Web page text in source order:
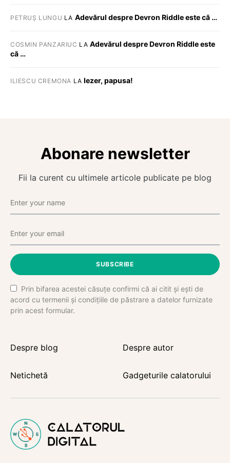
PETRUȘ LUNGU LA Adevărul despre Devron Riddle este că …
COSMIN PANZARIUC LA Adevărul despre Devron Riddle este
că …
ILIESCU CREMONA LA Iezer, papusa!
Abonare newsletter
Fii la curent cu ultimele articole publicate pe blog
SUBSCRIBE
Prin bifarea acestei căsuțe confirmi că ai citit și ești de
acord cu termenii și condițiile de păstrare a datelor furnizate
prin acest formular.
Despre blog Despre autor
Netichetă Gadgeturile calatorului